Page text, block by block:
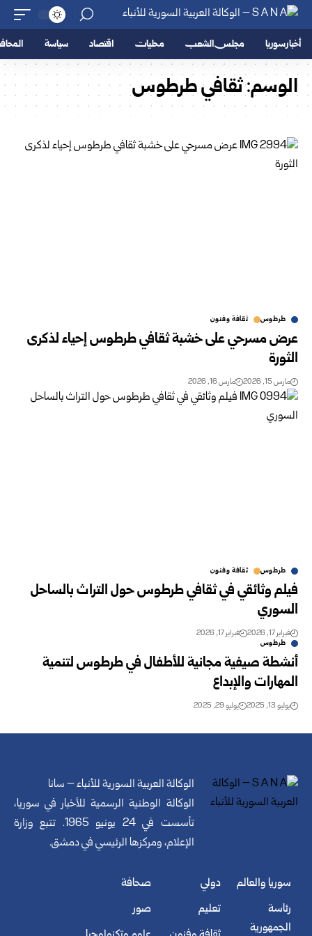
أخبار سوريا مجلس الشعب محليات اقتصاد سياسة
الوسم:ثقافي طرطوس
طرطوس ثقافة وفنون
عرض مسرحي على خشبة ثقافي طرطوس إحياء لذكرى
الثورة
مارس 15, 2026 مارس 16, 2026
طرطوس ثقافة وفنون
فيلم وثائقي في ثقافي طرطوس حول التراث بالساحل
السوري
فبراير 17, 2026 فبراير 17, 2026
طرطوس
أنشطة صيفية مجانية للأطفال في طرطوس لتنمية
المهارات والإبداع
يوليو 13, 2025 يوليو 29, 2025
الوكالة العربية السورية للأنباء – سانا
الوكالة الوطنية الرسمية للأخبار في سوريا،
تأسست في 24 يونيو 1965. تتبع وزارة
الإعلام، ومركزها الرئيسي في دمشق.
سوريا والعالم
رئاسة
الجمهورية
دولي
تعليم
صحافة
صور